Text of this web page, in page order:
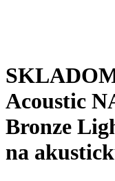
Acoustic
Bronze
na